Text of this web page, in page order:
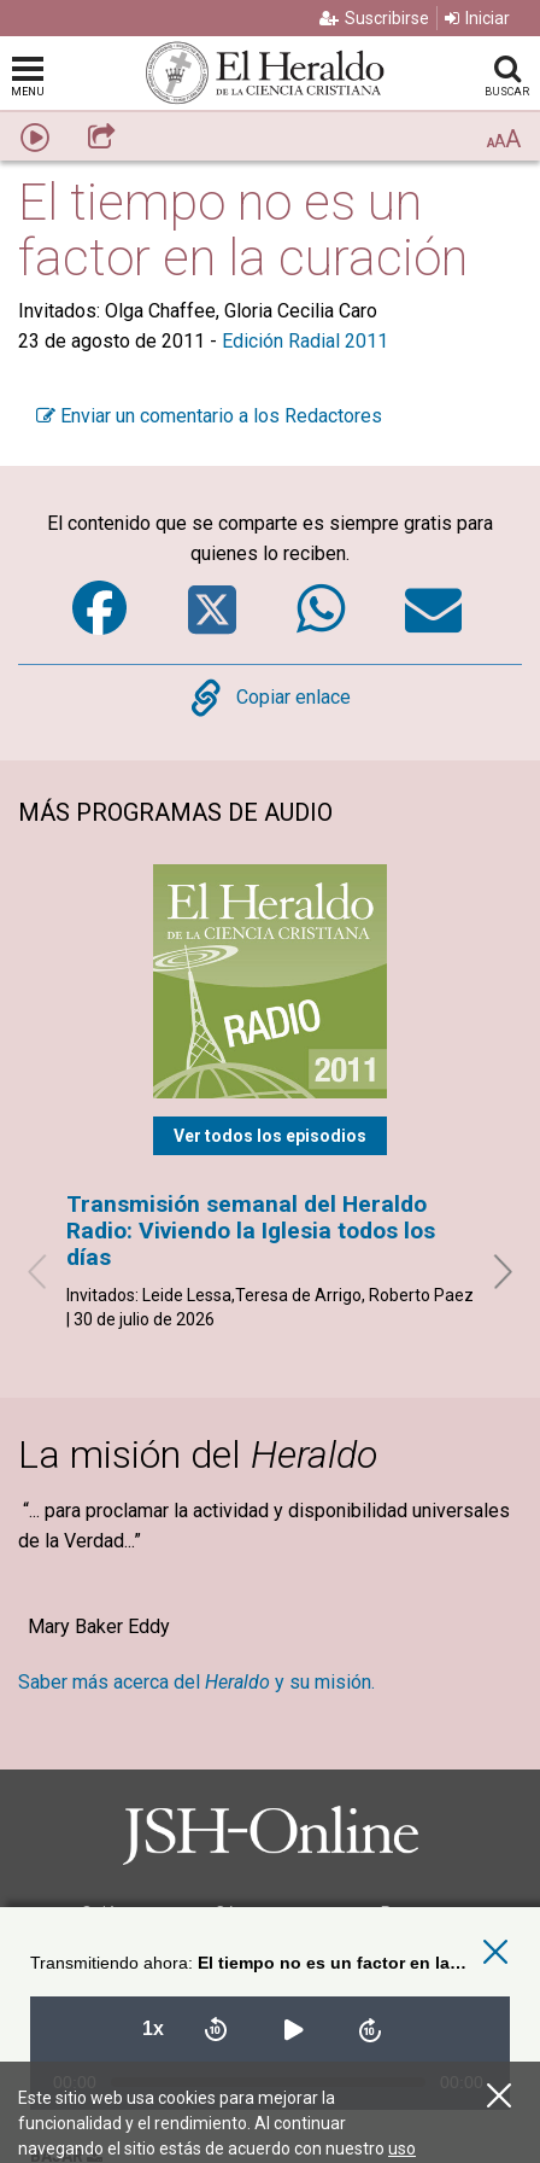
Suscribirse Iniciar
MENU BUSCAR
EscucharCompartir AAA
El tiempo no es un
factor en la curación
Invitados: Olga Chaffee, Gloria Cecilia Caro
23 de agosto de 2011 - Edición Radial 2011
Enviar un comentario a los Redactores
El contenido que se comparte es siempre gratis para
quienes lo reciben.
Facebook
Twitter
Copy
Copiar enlace
MÁS PROGRAMAS DE AUDIO
Ver todos los episodios
Transmisión semanal del Heraldo
Radio: Viviendo la Iglesia todos los
días
Invitados: Leide Lessa,Teresa de Arrigo, Roberto Paez
| 30 de julio de 2026
La misión del Heraldo
“... para proclamar la actividad y disponibilidad universales
de la Verdad...”
Mary Baker Eddy
Saber más acerca del Heraldo y su misión.
Quiénes somos Cómo contactarnos
Preguntas
Condiciones de Uso
Política de Privacidad
Permisos Carreras
Seguir JSH-Online
© 2026 The Christian Science Publishing Society.
Los modelos de las imágenes tienen únicamente fines ilustrativos.
Este sitio web usa cookies para mejorar la
funcionalidad y el rendimiento. Al continuar
navegando el sitio estás de acuerdo con nuestro uso
El tiempo no es un factor en la curación
1x
BAJAR